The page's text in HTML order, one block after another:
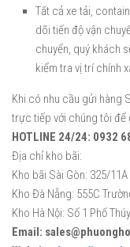
Tất cả xe tải,
dõi tiến độ vận
chuyển, quý khách
kiểm tra vị trí chính
Khi có nhu cầu gửi hàng
trực tiếp với chúng tôi để
HOTLINE 24/24: 0932
Địa chỉ kho bãi:
Kho bãi Sài Gòn: 325/
Kho Đà Nẵng: 555C
Kho Hà Nội: Số 1 Phố
Email: